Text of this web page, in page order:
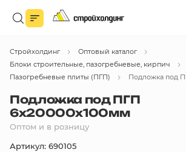
Войдите в личный кабинет
Вы сможете оформлять заказыпо оптовым
Каталог товаров
Стройхолдинг
Оптовый каталог
Блоки строительные, пазогребневые, кирпич
Пазогребневые плиты (ПГП)
Подложка под
Подложка под ПГП
6х20000х100мм
Оптом и в розницу
Артикул: 690105